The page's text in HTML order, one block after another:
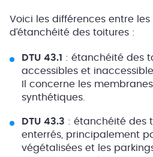
Voici les différences entre les
d’étanchéité des toitures :
DTU 43.1 : étanchéité des
accessibles et
Il concerne les
synthétiques.
DTU 43.3 : étanchéité des
enterrés, principalement
végétalisées et les